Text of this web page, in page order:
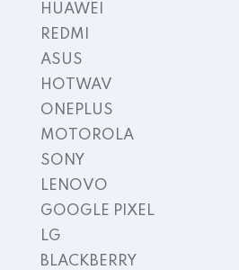
HUAWEI
REDMI
ASUS
HOTWAV
ONEPLUS
MOTOROLA
SONY
LENOVO
GOOGLE PIXEL
LG
BLACKBERRY